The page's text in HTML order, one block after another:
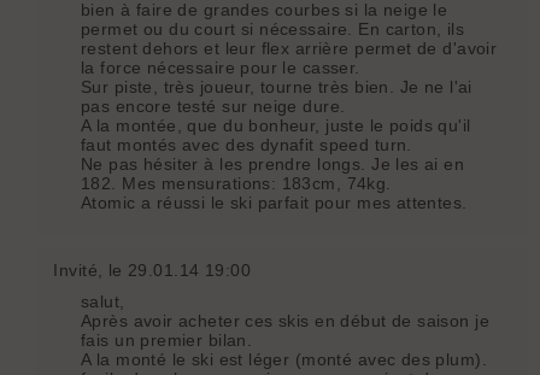
bien à faire de grandes courbes si la neige le
permet ou du court si nécessaire. En carton, ils
restent dehors et leur flex arrière permet de d'avoir
la force nécessaire pour le casser.
Sur piste, très joueur, tourne très bien. Je ne l'ai
pas encore testé sur neige dure.
A la montée, que du bonheur, juste le poids qu'il
faut montés avec des dynafit speed turn.
Ne pas hésiter à les prendre longs. Je les ai en
182. Mes mensurations: 183cm, 74kg.
Atomic a réussi le ski parfait pour mes attentes.
Invité , le 29.01.14 19:00
salut,
Après avoir acheter ces skis en début de saison je
fais un premier bilan.
A la monté le ski est léger (monté avec des plum).